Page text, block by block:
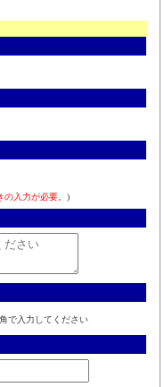
の入力が必要。 )
で入力してください